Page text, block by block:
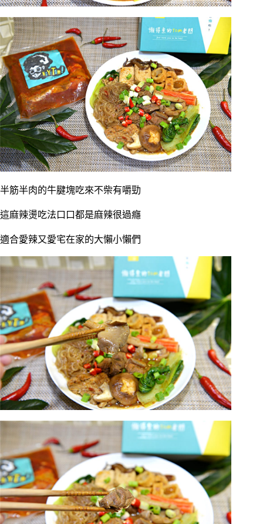
半筋半肉的牛腱塊吃來不柴有嚼勁
這麻辣燙吃法口口都是麻辣很過癮
適合愛辣又愛宅在家的大懶小懶們